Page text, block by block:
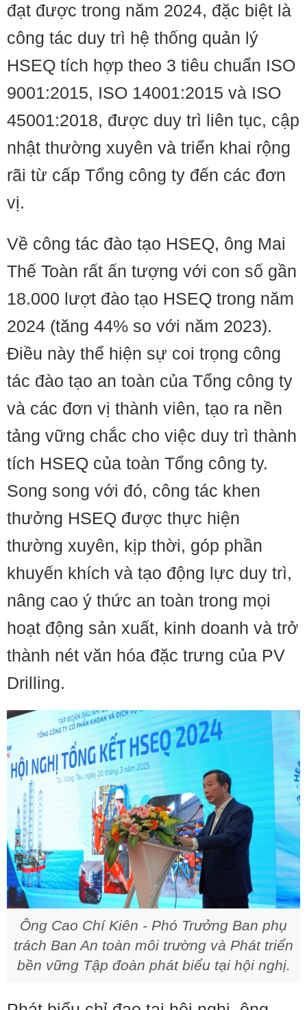
đạt được trong năm 2024, đặc biệt là
công tác duy trì hệ thống quản lý
HSEQ tích hợp theo 3 tiêu chuẩn ISO
9001:2015, ISO 14001:2015 và ISO
45001:2018, được duy trì liên tục, cập
nhật thường xuyên và triển khai rộng
rãi từ cấp Tổng công ty đến các đơn
vị.
Về công tác đào tạo HSEQ, ông Mai
Thế Toàn rất ấn tượng với con số gần
18.000 lượt đào tạo HSEQ trong năm
2024 (tăng 44% so với năm 2023).
Điều này thể hiện sự coi trọng công
tác đào tạo an toàn của Tổng công ty
và các đơn vị thành viên, tạo ra nền
tảng vững chắc cho việc duy trì thành
tích HSEQ của toàn Tổng công ty.
Song song với đó, công tác khen
thưởng HSEQ được thực hiện
thường xuyên, kịp thời, góp phần
khuyến khích và tạo động lực duy trì,
nâng cao ý thức an toàn trong mọi
hoạt động sản xuất, kinh doanh và trở
thành nét văn hóa đặc trưng của PV
Drilling.
Ông Cao Chí Kiên - Phó Trưởng Ban phụ
trách Ban An toàn môi trường và Phát triển
bền vững Tập đoàn phát biểu tại hội nghị.